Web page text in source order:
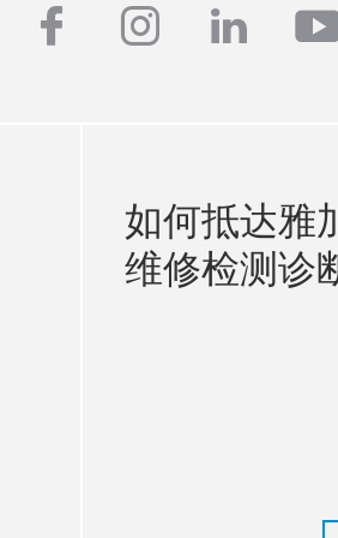
facebook
instagram
如何抵达雅
维修检测诊